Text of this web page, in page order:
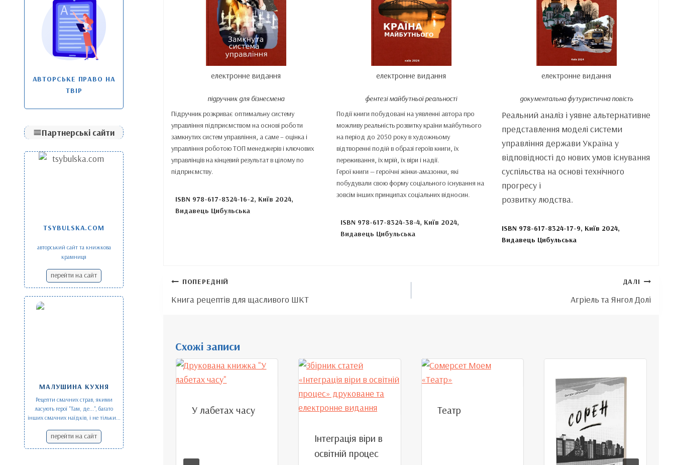
електронне видання
підручник для бізнесмена
Підручник розкриває оптимальну систему
управління підприємством на основі роботи
замкнутих систем управління, а саме – оцінка і
управління роботою ТОП менеджерів і ключових
управлінців на кінцевий результат в цілому по
підприємству.
ISBN 978-617-8324-16-2, Київ 2024,
Видавець Цибульська
електронне видання
фентезі майбутньої реальності
Події книги побудовані на уявленні автора про
можливу реальність розвитку країни майбутнього
на період до 2050 року в художньому
відтворенні подій в образі героїв книги, їх
переживання, їх мрій, їх віри і надії.
Герої книги — героїчні жінки-амазонки, які
побудували свою форму соціального існування на
зовсім інших принципах соціальних відносин.
ISBN 978-617-8324-38-4, Київ 2024,
Видавець Цибульська
електронне видання
документальна футуристична повість
Реальний аналіз і уявне альтернативне
представлення моделі системи
управління держави Україна у
відповідності до нових умов існування
суспільства на основі технічного
прогресу і
розвитку людства.
ISBN 978-617-8324-17-9, Київ 2024,
Видавець Цибульська
Навігація
записів
ПОПЕРЕДНІЙ
Книга рецептів для щасливого ШКТ
ДАЛІ
Агріель та Янгол Долі
Схожі записи
У лабетах часу
Інтеграція віри в
освітній процес
Театр
АВТОРСЬКЕ ПРАВО НА
ТВІР
Партнерські сайти
TSYBULSKA.COM
авторський сайт та книжкова
крамниця
перейти на сайт
МАЛУШИНА КУХНЯ
Рецепти смачних страв, якими
ласують герої "Там, де...", багато
інших смачних наїдків, і не тільки...
перейти на сайт